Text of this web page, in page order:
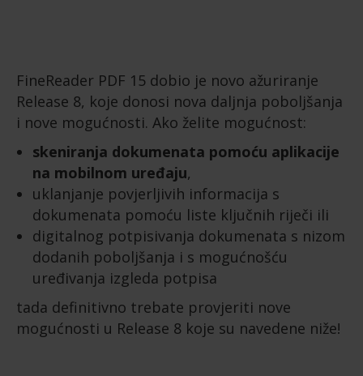
FineReader PDF 15 dobio je novo ažuriranje
Release 8, koje donosi nova daljnja poboljšanja
i nove mogućnosti. Ako želite mogućnost:
skeniranja dokumenata pomoću aplikacije
na mobilnom uređaju,
uklanjanje povjerljivih informacija s
dokumenata pomoću liste ključnih riječi ili
digitalnog potpisivanja dokumenata s nizom
dodanih poboljšanja i s mogućnošću
uređivanja izgleda potpisa
tada definitivno trebate provjeriti nove
mogućnosti u Release 8 koje su navedene niže!